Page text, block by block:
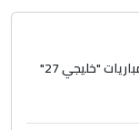
عريقة
سل
الاتحاد الخليجي يعلن جدول مباريات "خليجي 27"